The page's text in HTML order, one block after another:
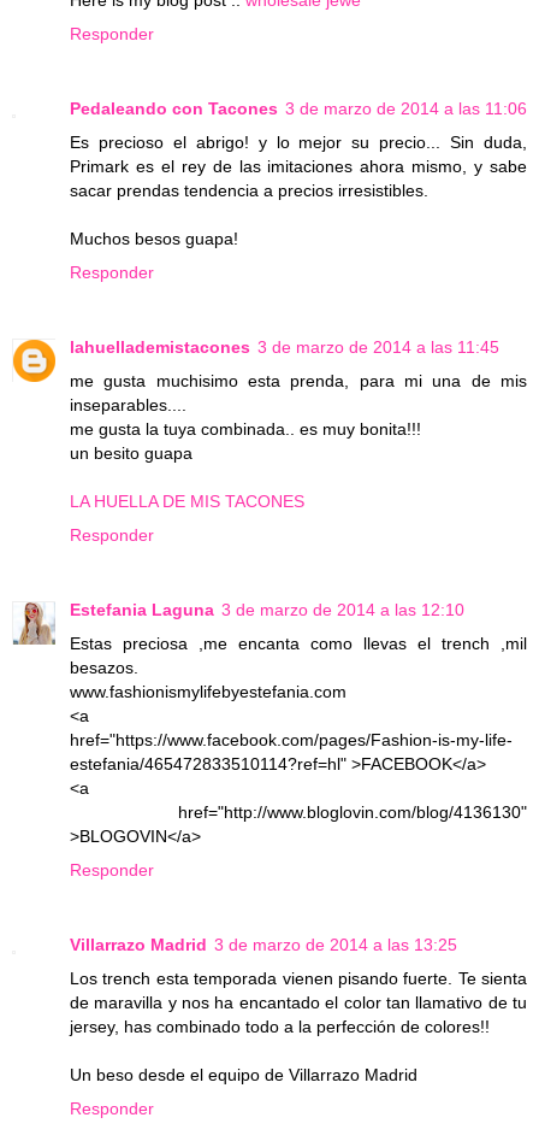
Responder
Pedaleando con Tacones 3 de marzo de 2014 a las 11:06
Es precioso el abrigo! y lo mejor su precio... Sin duda,
Primark es el rey de las imitaciones ahora mismo, y sabe
sacar prendas tendencia a precios irresistibles.
Muchos besos guapa!
Responder
lahuellademistacones 3 de marzo de 2014 a las 11:45
me gusta muchisimo esta prenda, para mi una de mis
inseparables....
me gusta la tuya combinada.. es muy bonita!!!
un besito guapa
LA HUELLA DE MIS TACONES
Responder
Estefania Laguna 3 de marzo de 2014 a las 12:10
Estas preciosa ,me encanta como llevas el trench ,mil
besazos.
www.fashionismylifebyestefania.com
<a
href="https://www.facebook.com/pages/Fashion-is-my-life-
estefania/465472833510114?ref=hl" >FACEBOOK</a>
<a
href="http://www.bloglovin.com/blog/4136130"
>BLOGOVIN</a>
Responder
Villarrazo Madrid 3 de marzo de 2014 a las 13:25
Los trench esta temporada vienen pisando fuerte. Te sienta
de maravilla y nos ha encantado el color tan llamativo de tu
jersey, has combinado todo a la perfección de colores!!
Un beso desde el equipo de Villarrazo Madrid
Responder